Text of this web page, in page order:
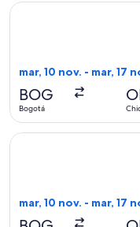
mar, 10 nov. - mar, 17
BOG
Bogotá
Seleccionar vuelo de
mar, 10 nov. - mar, 17
Seleccionar vuelo de